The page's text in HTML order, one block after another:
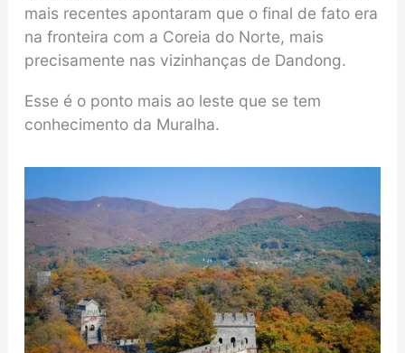
mais recentes apontaram que o final de fato era
na fronteira com a Coreia do Norte, mais
precisamente nas vizinhanças de Dandong.
Esse é o ponto mais ao leste que se tem
conhecimento da Muralha.